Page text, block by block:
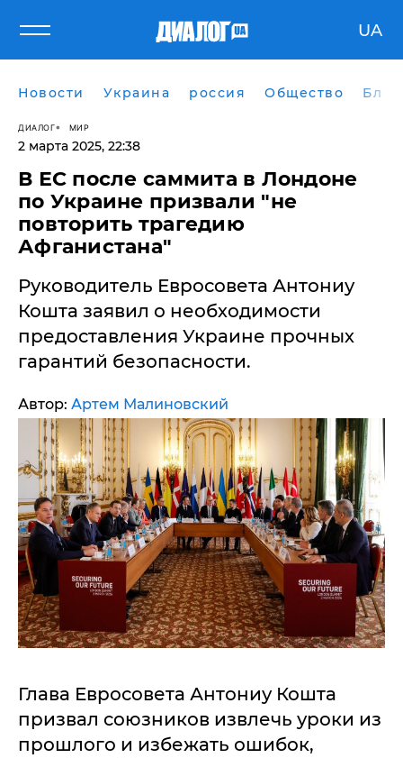
UA
Новости Украина россия Общество
ДИАЛОГ МИР
2 марта 2025, 22:38
В ЕС после саммита в Лондоне
по Украине призвали "не
повторить трагедию
Афганистана"
Руководитель Евросовета Антониу
Кошта заявил о необходимости
предоставления Украине прочных
гарантий безопасности.
Автор: Артем Малиновский
Глава Евросовета Антониу Кошта
призвал союзников извлечь уроки из
прошлого и избежать ошибок,